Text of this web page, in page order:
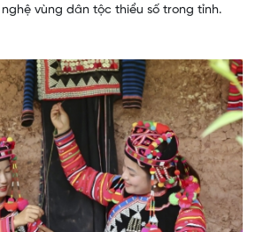
vùng dân tộc thiểu số trong tỉnh.